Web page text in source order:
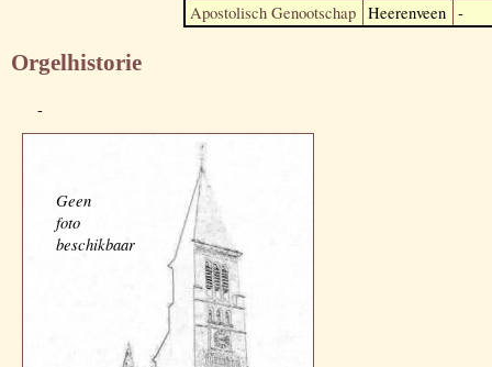
Apostolisch Genootschap Heerenveen -
Orgelhistorie
-
Geen
foto
beschikbaar